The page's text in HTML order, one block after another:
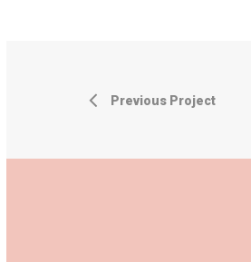
Previous Project